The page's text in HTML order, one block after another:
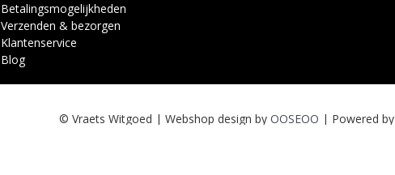
Betalingsmogelijkheden
Verzenden & bezorgen
Klantenservice
Blog
© Vraets Witgoed | Webshop design by OOSEOO | Powered by